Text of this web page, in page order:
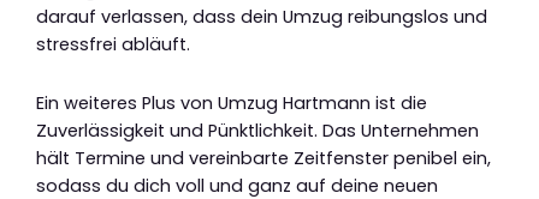
darauf verlassen, dass dein Umzug reibungslos und
stressfrei abläuft.
Ein weiteres Plus von Umzug Hartmann ist die
Zuverlässigkeit und Pünktlichkeit. Das Unternehmen
hält Termine und vereinbarte Zeitfenster penibel ein,
sodass du dich voll und ganz auf deine neuen